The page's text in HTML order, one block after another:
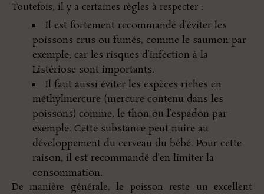
Toutefois, il y a certaines règles à respecter :
Il est fortement recommandé d’éviter les
poissons crus ou fumés, comme le saumon par
exemple, car les risques d’infection à la
Listériose sont importants.
Il faut aussi éviter les espèces riches en
méthylmercure (mercure contenu dans les
poissons) comme, le thon ou l’espadon par
exemple. Cette substance peut nuire au
développement du cerveau du bébé. Pour cette
raison, il est recommandé d’en limiter la
consommation.
De manière générale, le poisson reste un excellent